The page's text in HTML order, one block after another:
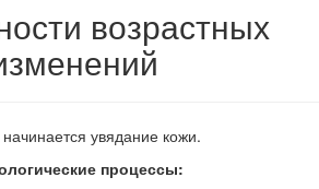
возрастных
увядание кожи.
процессы: